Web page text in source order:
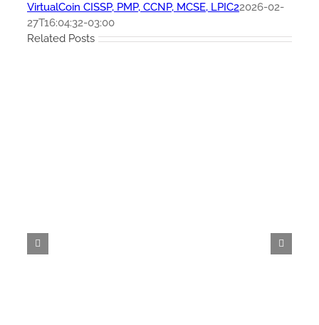
VirtualCoin CISSP, PMP, CCNP, MCSE, LPIC22026-02-
27T16:04:32-03:00
Related Posts